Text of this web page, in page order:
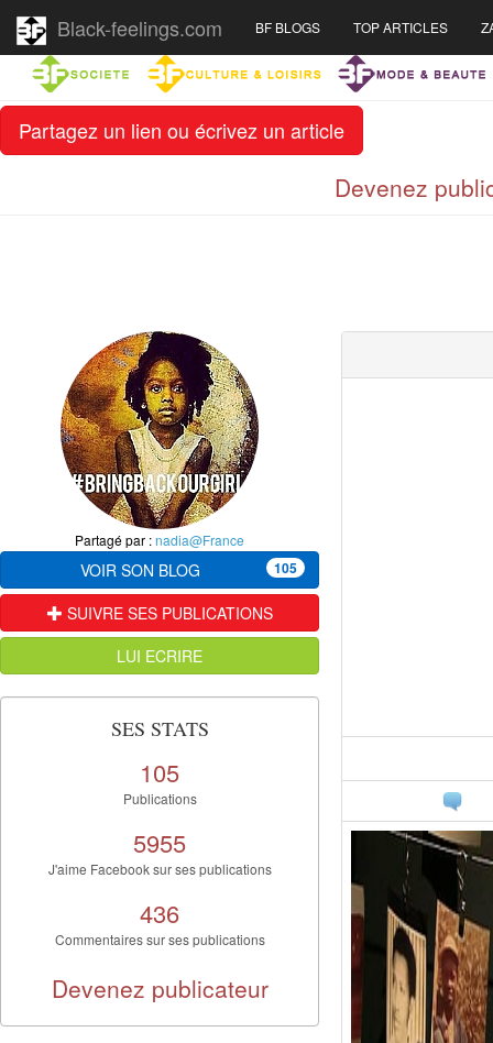
Partagez un lien ou écrivez un article
Black-feelings.com BF BLOGS TOP ARTICLES
Devenez
Partagé par :nadia@France
VOIR SON BLOG 105
SUIVRE SES PUBLICATIONS
LUI ECRIRE
SES STATS
105
Publications
5955
J'aime Facebook sur ses publications
436
Commentaires sur ses publications
Devenez publicateur